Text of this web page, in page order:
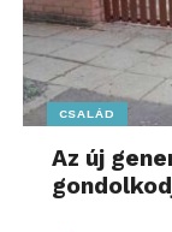
CSALÁD
Az új